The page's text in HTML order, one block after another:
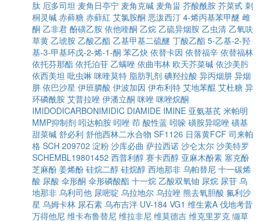
肽 厄多司坦 麦角日亭宁 麦角克碱 麦角甾 芥酸酰胺 芥菜甙 刺
桐灵碱 赤藓糖 赤蘚紅 艾氯胺酮 恶泼西汀 4-烯丙基苯甲醚 雌
酮 乙非君 酚磺乙胺 依他喹酮 乙烷 乙硫异烟胺 乙虫清 乙氧呋
草黄 乙琥胺 乙酸乙酯 乙基甲基二硫醚 丁酸乙酯 5-乙基-2-羟
基-3-甲基环戊-2-烯-1-酮 苯乙炔 依替卡因 依替福辛 依替福林
依托芬那酯 依托泊苷 乙螨唑 依曲韦林 欧天芥菜碱 依沙美肟
依西美坦 吡虫啉 咪喹莫特 脂肪乳剂 碘羟拉酸 异丙烟肼 异烟
肼 依巴沙星 伊班膦酸 伊波加因 伊布利特 艾地苯醌 艾杜糖 异
环磷酰胺 艾普拉唑 伊潘立酮 咪唑 咪唑烷酮
IMIDODICARBONIMIDIC DIAMIDE IMINE 亚氨基芪 米帕明
MMP抑制剂 吲达帕胺 吲唑 茚 酸性蓝 吲哚 磺胺异噁唑 磺基
甜菜碱 舒必利 舒他西林二水合物 SF1126 日落黄FCF 司来帕
格 SCH 209702 淀粉 沙库必曲 萨拉西诺 沙仑太尔 沙美特罗
SCHEMBL19801452 西普利醇 赛卡西醇 亚麻木酚素 塞克酚
芝麻酚 姜烯酚 硅烷二醇 硅烷醇 西地那非 乌帕替尼 十一碳烯
酸 尿酸 伞形酮 伞形磷酸酯 十一烷 乙酸双氧铀 尿烷 尿苷 乌
地那非 乌利司他 尿嘧啶 乌拉地尔 乌拉唑 熊去氧胆酸 氟利沙
星 乌姆卡林 尿石素 乌布吉泮 UV-184 VG1 维生素A 伐地考昔
万得他尼 维卡布鲁替尼 维拉非尼 维莫德吉 维克里罗克 缬草